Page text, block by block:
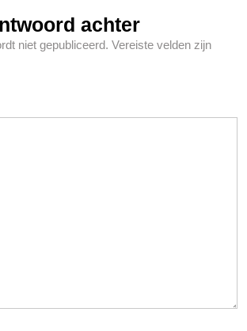
achter
niet gepubliceerd. Vereiste velden zijn